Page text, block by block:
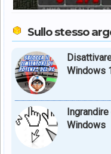
Sullo stesso
Windows
Windows